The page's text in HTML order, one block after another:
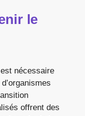
le
nécessaire
offrent des